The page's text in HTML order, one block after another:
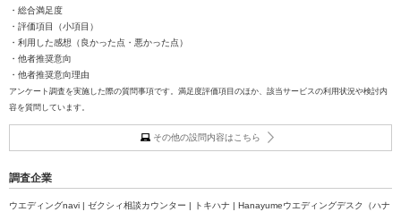
・総合満足度
・評価項目（小項目）
・利用した感想（良かった点・悪かった点）
・他者推奨意向
・他者推奨意向理由
アンケート調査を実施した際の質問事項です。満足度評価項目のほか、該当サービスの利用状況や検討内
容を質問しています。
その他の設問内容はこちら
調査企業
ウエディングnavi | ゼクシィ相談カウンター | トキハナ | Hanayumeウエディングデスク（ハナ